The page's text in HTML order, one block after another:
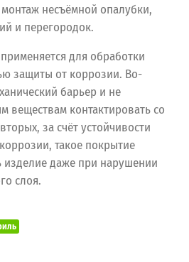
несъёмной опалубки,
и перегородок.
для обработки
защиты от коррозии. Во-
барьер и не
веществам контактировать со
за счёт устойчивости
такое покрытие
даже при нарушении
слоя.